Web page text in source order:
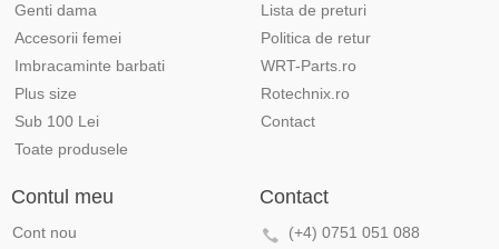
Genti dama
Accesorii femei
Imbracaminte barbati
Plus size
Sub 100 Lei
Toate produsele
Lista de preturi
Politica de retur
WRT-Parts.ro
Rotechnix.ro
Contact
Contul meu
Cont nou
Contact
(+4) 0751 051 088